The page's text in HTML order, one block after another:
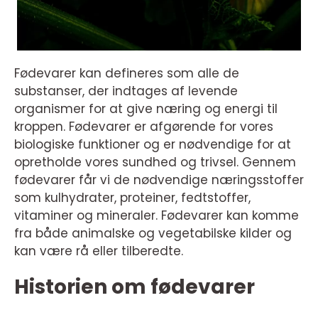
Fødevarer kan defineres som alle de
substanser, der indtages af levende
organismer for at give næring og energi til
kroppen. Fødevarer er afgørende for vores
biologiske funktioner og er nødvendige for at
opretholde vores sundhed og trivsel. Gennem
fødevarer får vi de nødvendige næringsstoffer
som kulhydrater, proteiner, fedtstoffer,
vitaminer og mineraler. Fødevarer kan komme
fra både animalske og vegetabilske kilder og
kan være rå eller tilberedte.
Historien om fødevarer